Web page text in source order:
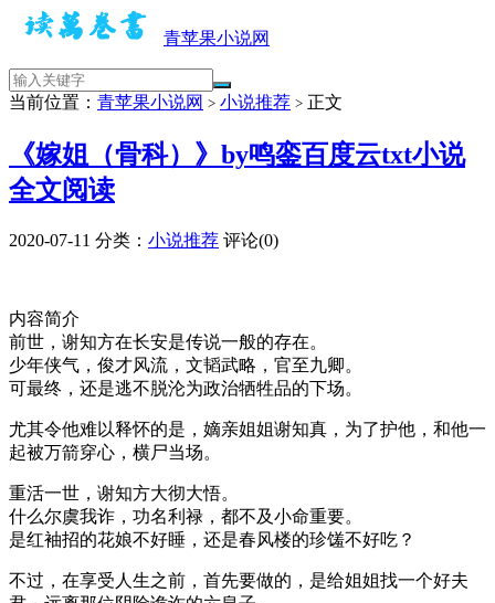
青苹果小说网
当前位置： 青苹果小说网 > 小说推荐 > 正文
《嫁姐（骨科）》by鸣銮百度云txt小说
全文阅读
2020-07-11 分类： 小说推荐 评论(0)
内容简介
前世，谢知方在长安是传说一般的存在。
少年侠气，俊才风流，文韬武略，官至九卿。
可最终，还是逃不脱沦为政治牺牲品的下场。
尤其令他难以释怀的是，嫡亲姐姐谢知真，为了护他，和他一
起被万箭穿心，横尸当场。
重活一世，谢知方大彻大悟。
什么尔虞我诈，功名利禄，都不及小命重要。
是红袖招的花娘不好睡，还是春风楼的珍馐不好吃？
不过，在享受人生之前，首先要做的，是给姐姐找一个好夫